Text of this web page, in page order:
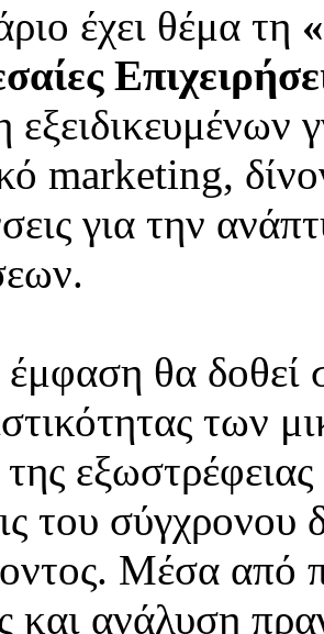
έχει θέμα τη
marketing,
για την
έμφαση θα δοθεί
των
του σύγχρονου
Μέσα από
και ανάλυση